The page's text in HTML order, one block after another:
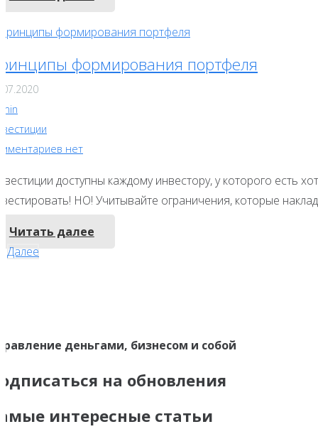
формирования портфеля
нет
доступны каждому инвестору, у которого есть
НО! Учитывайте ограничения, которые
Читать далее
Далее
деньгами, бизнесом и собой
на обновления
интересные статьи